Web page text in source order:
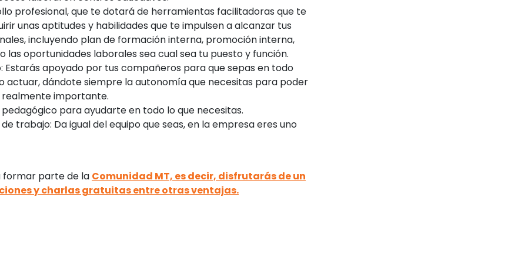
profesional, que te dotará de herramientas facilitadoras que te
unas aptitudes y habilidades que te impulsen a alcanzar tus
incluyendo plan de formación interna, promoción interna,
las oportunidades laborales sea cual sea tu puesto y función.
Estarás apoyado por tus compañeros para que sepas en todo
actuar, dándote siempre la autonomía que necesitas para poder
importante.
para ayudarte en todo lo que necesitas.
trabajo: Da igual del equipo que seas, en la empresa eres uno
formar parte de la Comunidad MT, es decir, disfrutarás de un
y charlas gratuitas entre otras ventajas.